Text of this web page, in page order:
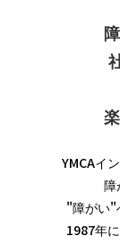
YMCAイ
障
"障がい"
1987年